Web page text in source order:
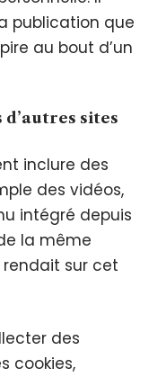
publication que
au bout d’un
sites
inclure des
des vidéos,
intégré depuis
la même
sur cet
des
cookies,